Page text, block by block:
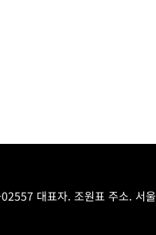
대표자. 조원표 주소. 서